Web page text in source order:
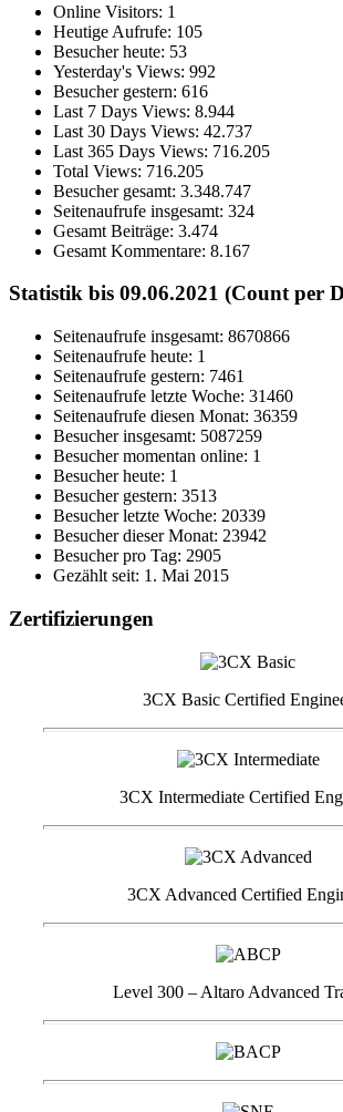
Online Visitors: 1
Heutige Aufrufe: 105
Besucher heute: 53
Yesterday's Views: 992
Besucher gestern: 616
Last 7 Days Views: 8.944
Last 30 Days Views: 42.737
Last 365 Days Views: 716.205
Total Views: 716.205
Besucher gesamt: 3.348.747
Seitenaufrufe insgesamt: 324
Gesamt Beiträge: 3.474
Gesamt Kommentare: 8.167
Statistik bis 09.06.2021 (Count per
Seitenaufrufe insgesamt: 8670866
Seitenaufrufe heute: 1
Seitenaufrufe gestern: 7461
Seitenaufrufe letzte Woche: 31460
Seitenaufrufe diesen Monat: 36359
Besucher insgesamt: 5087259
Besucher momentan online: 1
Besucher heute: 1
Besucher gestern: 3513
Besucher letzte Woche: 20339
Besucher dieser Monat: 23942
Besucher pro Tag: 2905
Gezählt seit: 1. Mai 2015
Zertifizierungen
3CX Basic Certified
3CX Intermediate Certified
3CX Advanced Certified
Level 300 – Altaro Advanced